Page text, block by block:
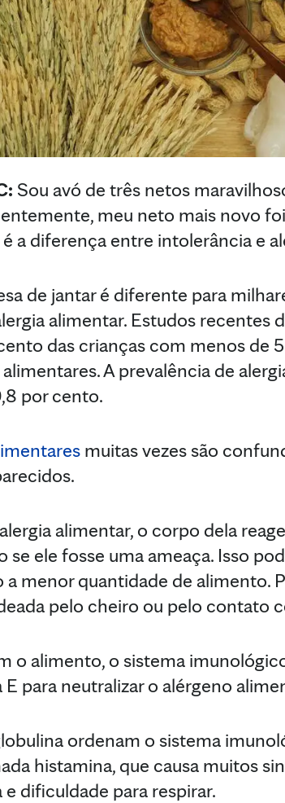
Sou avó de três netos
meu neto mais novo
a diferença entre intolerância e
de jantar é diferente para
alimentar. Estudos recentes
das crianças com menos de
A prevalência de
por cento.
muitas vezes são
alimentar, o corpo dela
ele fosse uma ameaça. Isso
menor quantidade de alimento.
pelo cheiro ou pelo contato
o alimento, o sistema
para neutralizar o alérgeno
ordenam o sistema
histamina, que causa muitos
dificuldade para respirar.